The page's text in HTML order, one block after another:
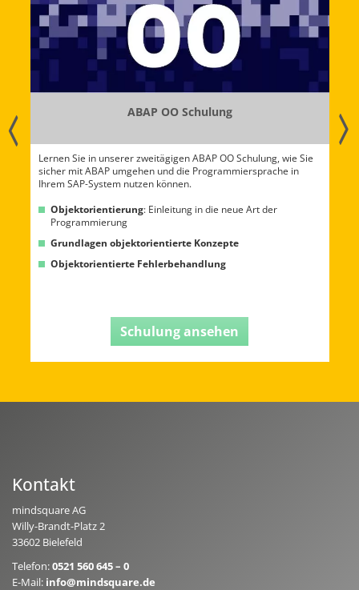
ABAP OO Schulung
unserer zweitägigen ABAP OO Schulung, wie Sie
umgehen und die Programmiersprache in
nutzen können.
: Einleitung in die neue Art der
objektorientierte Konzepte
Fehlerbehandlung
Schulung ansehen
Lernen Sie in unserer
Dynamische
Grundlagen:
Kontakt
mindsquare AG
Willy-Brandt-Platz 2
33602 Bielefeld
Telefon:0521 560 645 – 0
E-Mail: info@mindsquare.de